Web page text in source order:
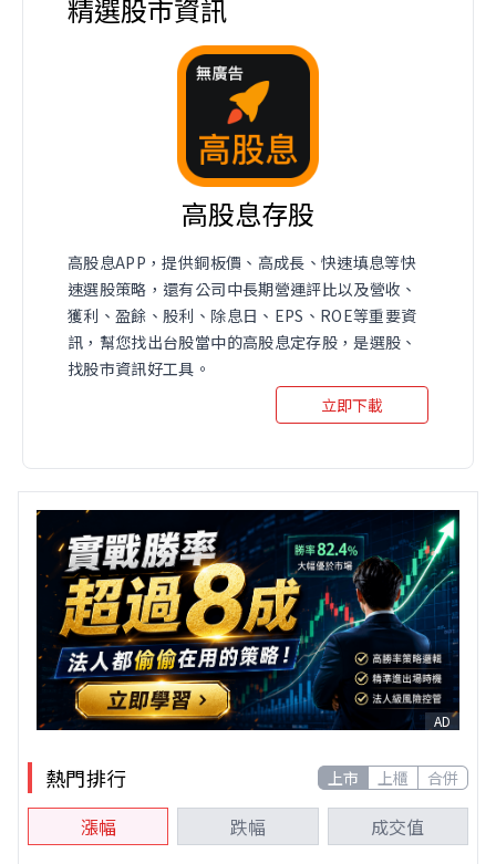
精選股市資訊
高股息存股
高股息APP，提供銅板價、高成長、快速填息等快
速選股策略，還有公司中長期營運評比以及營收、
獲利、盈餘、股利、除息日、EPS、ROE等重要資
訊，幫您找出台股當中的高股息定存股，是選股、
找股市資訊好工具。
立即下載
AD
熱門排行 上市 上櫃 合併
漲幅 跌幅 成交值